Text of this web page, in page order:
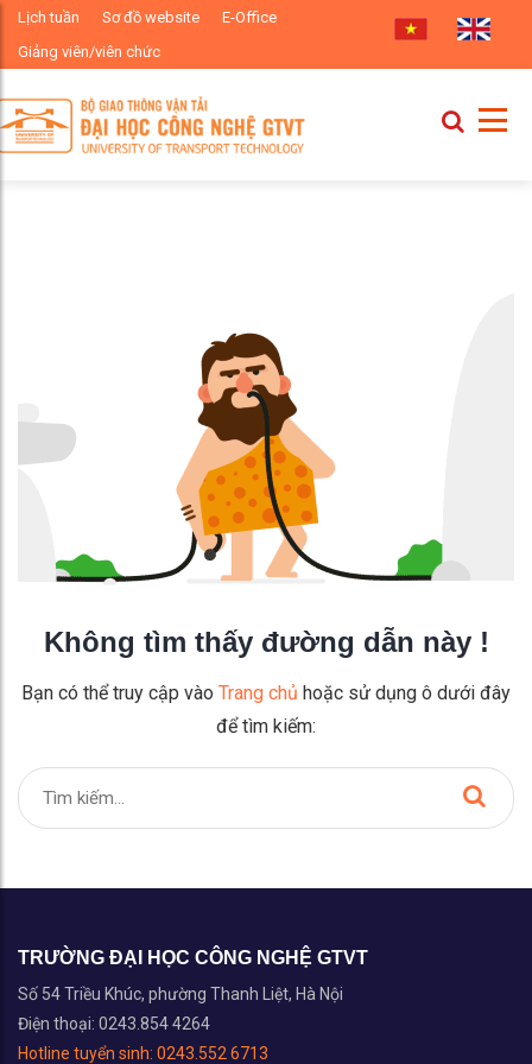
Lịch tuần Sơ đồ website
E-Office
Giảng viên/viên chức
Không tìm thấy đường dẫn này !
Bạn có thể truy cập vào Trang chủ hoặc sử dụng ô dưới đây
để tìm kiếm:
TRƯỜNG ĐẠI HỌC CÔNG NGHỆ GTVT
Số 54 Triều Khúc, phường Thanh Liệt, Hà Nội
Điện thoại: 0243.854 4264
Hotline tuyển sinh: 0243.552 6713